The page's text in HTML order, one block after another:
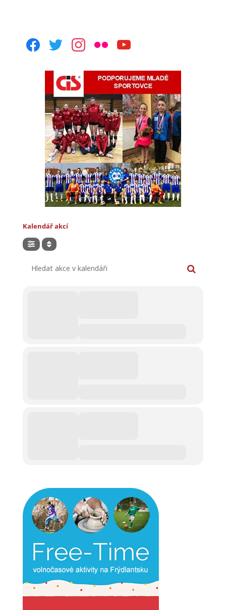
facebooktwitterinstagram
flickr youtube
Kalendář akcí